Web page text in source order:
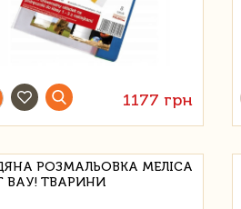
1177 грн
РОЗМАЛЬОВКА МЕЛІСА
ВАУ! ТВАРИНИ